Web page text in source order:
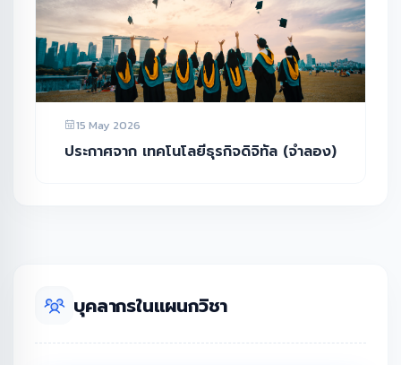
15 May 2026
ประกาศจาก เทคโนโลยีธุรกิจดิจิทัล (จำลอง)
บุคลากรในแผนกวิชา